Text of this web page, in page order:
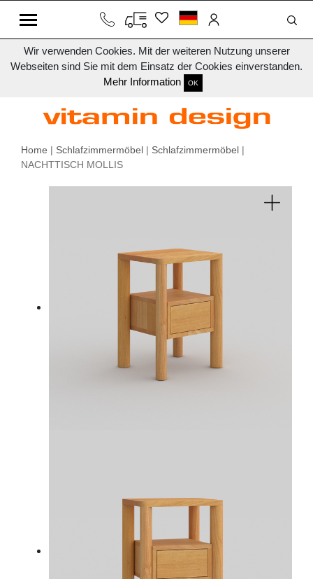
Wir verwenden Cookies. Mit der weiteren Nutzung unserer
Webseiten sind Sie mit dem Einsatz der Cookies einverstanden.
Mehr Information
OK
Home | Schlafzimmermöbel | Schlafzimmermöbel |
NACHTTISCH MOLLIS